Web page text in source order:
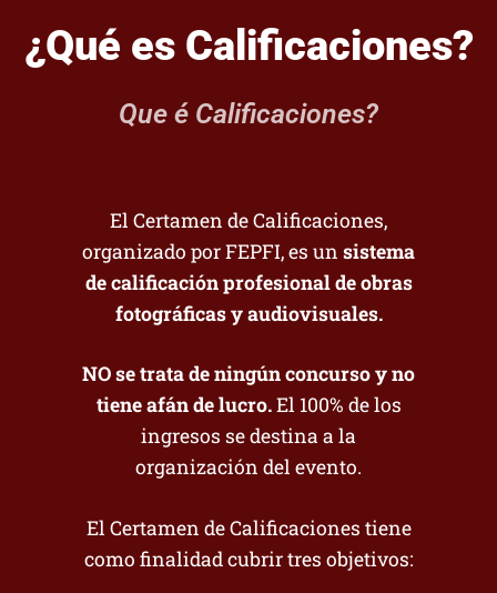
¿Qué es Calificaciones?
Que é Calificaciones?
El Certamen de Calificaciones,
organizado por FEPFI, es un sistema
de calificación profesional de obras
fotográficas y audiovisuales.
NO se trata de ningún concurso y no
tiene afán de lucro.El 100% de los
ingresos se destina a la
organización del evento.
El Certamen de Calificaciones tiene
como finalidad cubrir tres objetivos: